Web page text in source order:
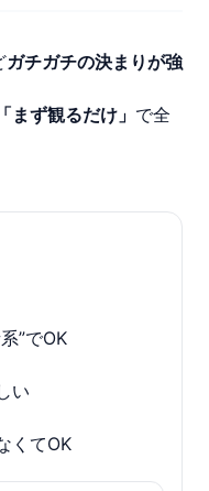
ガチガチの決まりが強
「まず観るだけ」 で全
”でOK
い
くてOK